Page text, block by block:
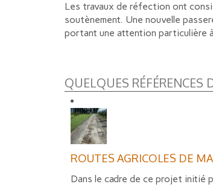
Les travaux de réfection ont
soutènement. Une nouvelle
portant une attention particulière
QUELQUES
ROUTES AGRICOLES DE
Dans le cadre de ce projet initié